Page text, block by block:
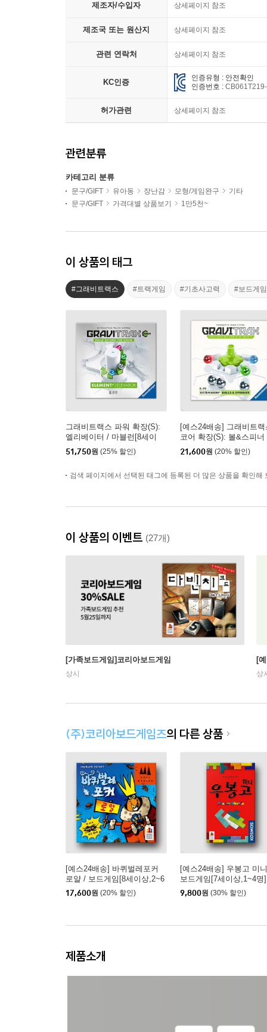
제조자/수입자 상세페이지 참조
제조국 또는 원산지 상세페이지 참조
관련 연락처 상세페이지 참조
KC인증
인증유형 : 안전확인
인증번호 :
허가관련 상세페이지 참조
관련분류
카테고리 분류
문구/GIFT 유아동 장난감 모형/게임완구
기타
문구/GIFT
가격대별 상품보기 1만5천~
이 상품의 태그
#그래비트랙스 #트랙게임 #기초사고력 #보드게
그래비트랙스 파워 확장(S):
엘리베이터 / 마블런[8세이
상,1인이상]
51,750원 (25% 할인)
[예스24배송] 그래비트랙
코어 확장(S): 볼&스피너
마블런[8세이상,1인이상]
21,600원 (20% 할인)
검색 페이지에서 선택된 태그에 등록된 더 많은 상품을 확인해
이 상품의 이벤트 (27개)
[가족보드게임]코리아보드게임
상시
[
상
(주)코리아보드게임즈의 다른 상품
[예스24배송] 바퀴벌레포커
로얄 / 보드게임[8세이상,2~6
명]
17,600원 (20% 할인)
[예스24배송] 우봉고 미
보드게임[7세이상,1~4명]
9,800원 (30% 할인)
제품소개